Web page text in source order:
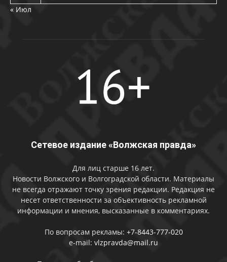
« Июл
Сетевое издание «Волжская правда»
Для лиц старше 16 лет.
Новости Волжского и Волгоградской области. Материалы
не всегда отражают точку зрения редакции. Редакция не
несет ответственности за объективность рекламной
информации и мнения, высказанные в комментариях.
По вопросам рекламы: +7-8443-777-020
e-mail: vlzpravda@mail.ru